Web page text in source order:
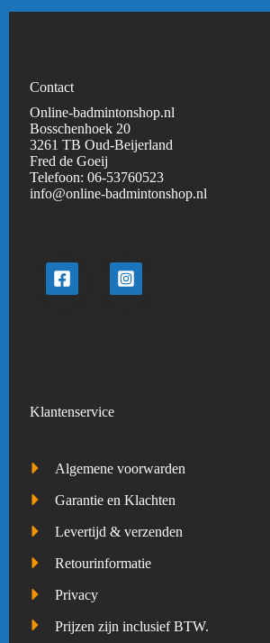
Contact
Online-badmintonshop.nl
Bosschenhoek 20
3261 TB Oud-Beijerland
Fred de Goeij
Telefoon:06-53760523
info@online-badmintonshop.nl
Klantenservice
Algemene voorwarden
Garantie en Klachten
Levertijd & verzenden
Retourinformatie
Privacy
Prijzen zijn inclusief BTW.